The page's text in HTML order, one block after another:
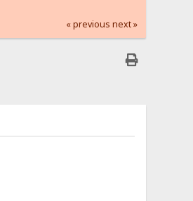
« previous next »